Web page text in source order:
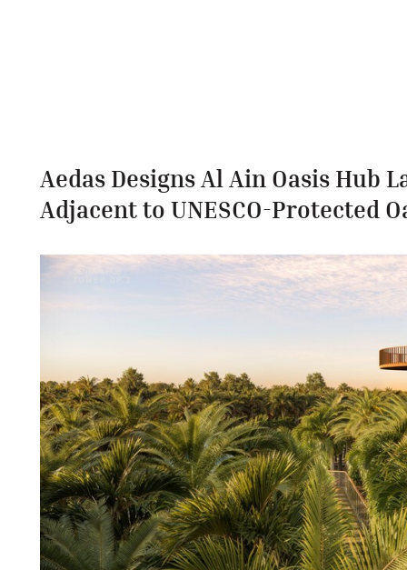
Aedas Designs Al Ain Oasis Hub
Adjacent to UNESCO-Protected